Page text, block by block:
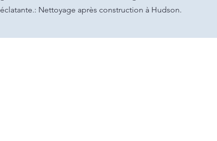
éclatante.: Nettoyage après construction à Hudson.